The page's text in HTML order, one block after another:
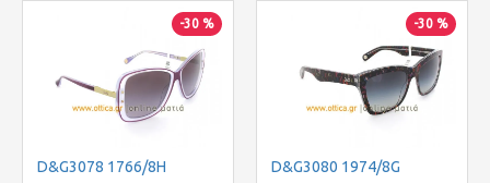
-30 %
D&G3078 1766/8H
-30 %
D&G3080 1974/8G